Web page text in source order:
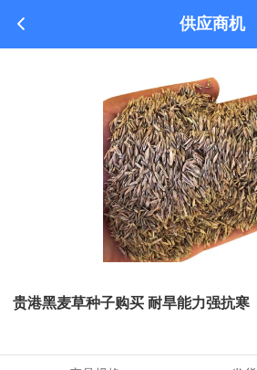
供应商机
贵港黑麦草种子购买 耐旱能力强抗寒